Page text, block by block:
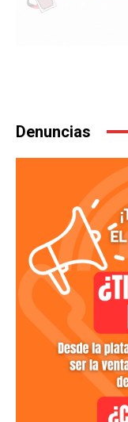
Denuncias